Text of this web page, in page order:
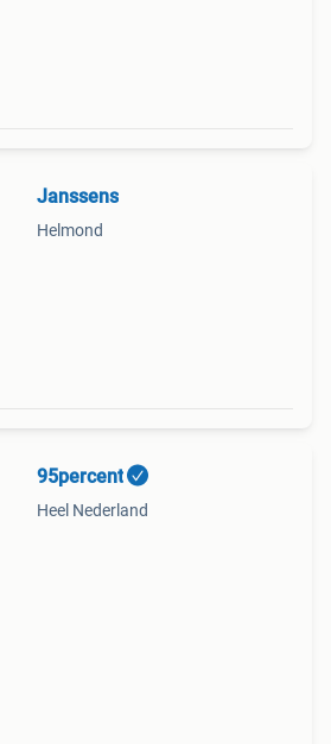
Janssens
Helmond
95percent
Heel Nederland